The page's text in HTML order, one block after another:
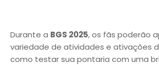
Durante a BGS 2025, os fãs poderão
variedade de atividades e ativações de
como testar sua pontaria com uma